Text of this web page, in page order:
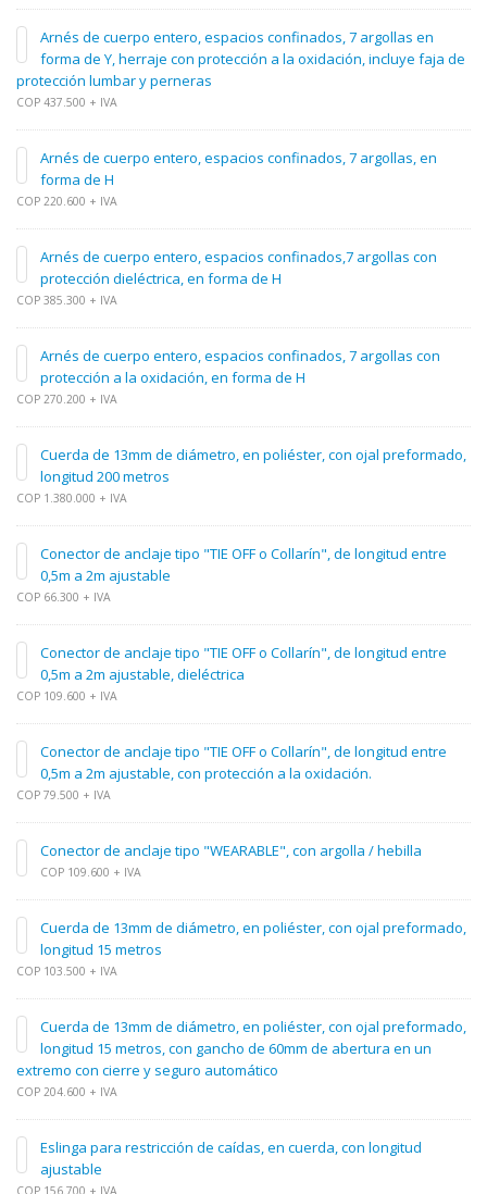
Arnés de cuerpo entero, espacios confinados, 7 argollas en
forma de Y, herraje con protección a la oxidación, incluye faja de
protección lumbar y perneras
COP 437.500 + IVA
Arnés de cuerpo entero, espacios confinados, 7 argollas, en
forma de H
COP 220.600 + IVA
Arnés de cuerpo entero, espacios confinados,7 argollas con
protección dieléctrica, en forma de H
COP 385.300 + IVA
Arnés de cuerpo entero, espacios confinados, 7 argollas con
protección a la oxidación, en forma de H
COP 270.200 + IVA
Cuerda de 13mm de diámetro, en poliéster, con ojal preformado,
longitud 200 metros
COP 1.380.000 + IVA
Conector de anclaje tipo "TIE OFF o Collarín", de longitud entre
0,5m a 2m ajustable
COP 66.300 + IVA
Conector de anclaje tipo "TIE OFF o Collarín", de longitud entre
0,5m a 2m ajustable, dieléctrica
COP 109.600 + IVA
Conector de anclaje tipo "TIE OFF o Collarín", de longitud entre
0,5m a 2m ajustable, con protección a la oxidación.
COP 79.500 + IVA
Conector de anclaje tipo "WEARABLE", con argolla / hebilla
COP 109.600 + IVA
Cuerda de 13mm de diámetro, en poliéster, con ojal preformado,
longitud 15 metros
COP 103.500 + IVA
Cuerda de 13mm de diámetro, en poliéster, con ojal preformado,
longitud 15 metros, con gancho de 60mm de abertura en un
extremo con cierre y seguro automático
COP 204.600 + IVA
Eslinga para restricción de caídas, en cuerda, con longitud
ajustable
COP 156.700 + IVA